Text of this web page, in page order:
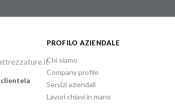
PROFILO AZIENDALE
Chi siamo
Company profile
Servizi aziendali
Lavori chiavi in mano